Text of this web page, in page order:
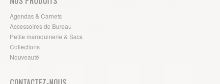
Agendas & Carnets
Accessoires de Bureau
Petite maroquinerie & Sacs
Collections
Nouveauté